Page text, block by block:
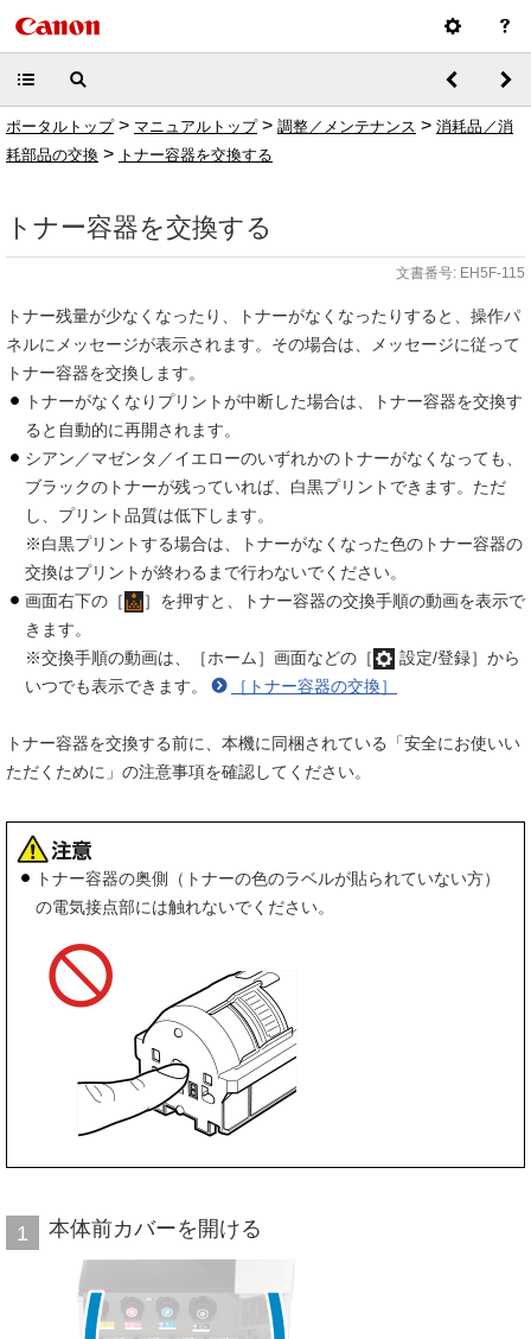
ポータルトップ> マニュアルトップ> 調整／メンテナンス > 消耗品／消
耗部品の交換 > トナー容器を交換する
トナー容器を交換する
文書番号: EH5F-115
トナー残量が少なくなったり、トナーがなくなったりすると、操作パ
ネルにメッセージが表示されます。その場合は、メッセージに従って
トナー容器を交換します。
トナーがなくなりプリントが中断した場合は、トナー容器を交換す
ると自動的に再開されます。
シアン／マゼンタ／イエローのいずれかのトナーがなくなっても、
ブラックのトナーが残っていれば、白黒プリントできます。ただ
し、プリント品質は低下します。
※白黒プリントする場合は、トナーがなくなった色のトナー容器の
交換はプリントが終わるまで行わないでください。
画面右下の［
］を押すと、トナー容器の交換手順の動画を表示で
きます。
※交換手順の動画は、［ホーム］画面などの［
設定/登録］から
いつでも表示できます。
［トナー容器の交換］
トナー容器を交換する前に、本機に同梱されている「安全にお使いい
ただくために」の注意事項を確認してください。
トナー容器の奥側（トナーの色のラベルが貼られていない方）
の電気接点部には触れないでください。
1 本体前カバーを開ける